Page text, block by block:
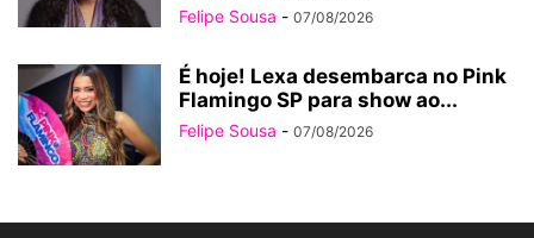
Felipe Sousa - 07/08/2026
É hoje! Lexa desembarca no Pink
Flamingo SP para show ao...
Felipe Sousa - 07/08/2026